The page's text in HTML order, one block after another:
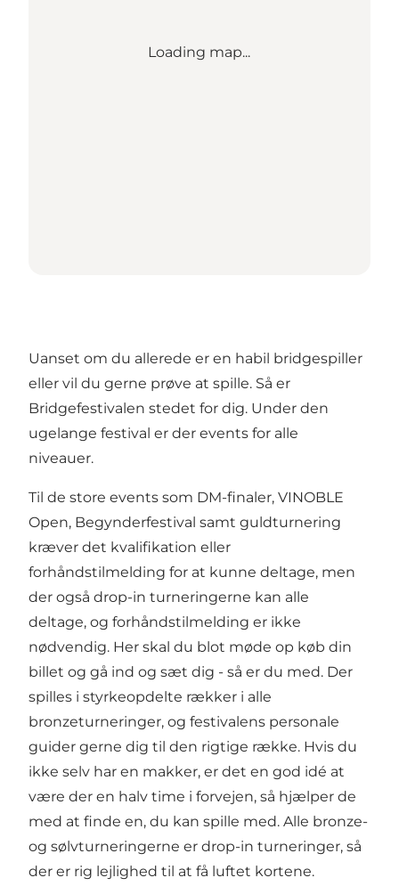
Loading map...
Uanset om du allerede er en habil bridgespiller
eller vil du gerne prøve at spille. Så er
Bridgefestivalen stedet for dig. Under den
ugelange festival er der events for alle
niveauer.
Til de store events som DM-finaler, VINOBLE
Open, Begynderfestival samt guldturnering
kræver det kvalifikation eller
forhåndstilmelding for at kunne deltage, men
der også drop-in turneringerne kan alle
deltage, og forhåndstilmelding er ikke
nødvendig. Her skal du blot møde op køb din
billet og gå ind og sæt dig - så er du med. Der
spilles i styrkeopdelte rækker i alle
bronzeturneringer, og festivalens personale
guider gerne dig til den rigtige række. Hvis du
ikke selv har en makker, er det en god idé at
være der en halv time i forvejen, så hjælper de
med at finde en, du kan spille med. Alle bronze-
og sølvturneringerne er drop-in turneringer, så
der er rig lejlighed til at få luftet kortene.